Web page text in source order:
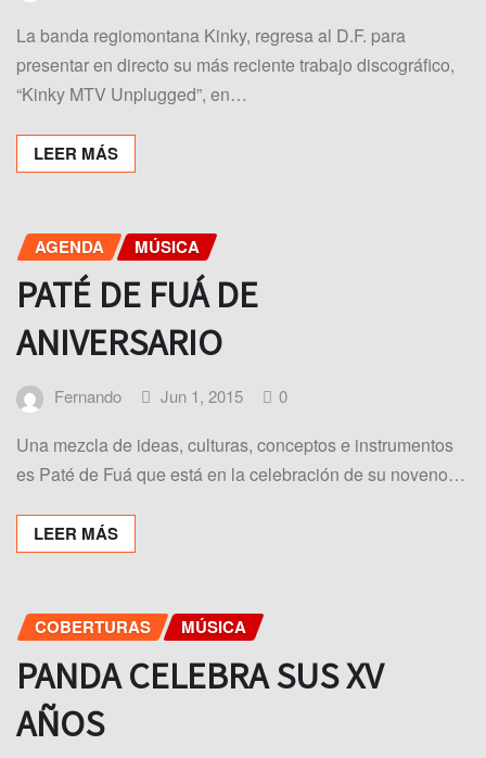
La banda regiomontana Kinky, regresa al D.F. para
presentar en directo su más reciente trabajo discográfico,
“Kinky MTV Unplugged”, en…
LEER MÁS
AGENDA MÚSICA
PATÉ DE FUÁ DE
ANIVERSARIO
Fernando Jun 1, 2015 0
Una mezcla de ideas, culturas, conceptos e instrumentos
es Paté de Fuá que está en la celebración de su noveno…
LEER MÁS
COBERTURAS MÚSICA
PANDA CELEBRA SUS XV
AÑOS